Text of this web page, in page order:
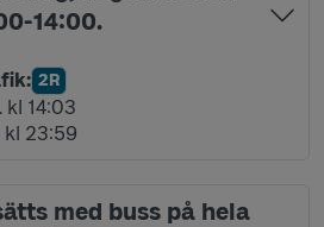
14:00.
: Linje
2R
kl 14:03
kl 14:03
kl 23:59
kl 23:59
med buss på hela